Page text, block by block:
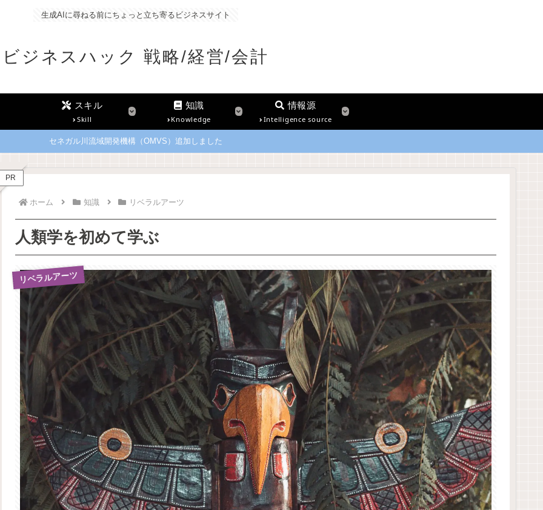
生成AIに尋ねる前にちょっと立ち寄るビジネスサイト
ビジネスハック 戦略/経営/会計
スキル
Skill
知識
Knowledge
情報源
Intelligence source
セネガル川流域開発機構（OMVS）追加しました
PR
ホーム 知識 リベラルアーツ
人類学を初めて学ぶ
リベラルアーツ